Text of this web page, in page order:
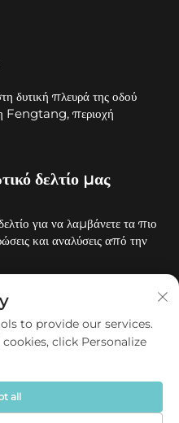
δυτική πλευρά της οδού
Fengtang, περιοχή
δελτίο μας
για να λαμβάνετε τα πιο
και αναλύσεις από την
από την Chaozhou Qianyue
to provide our services.
click Personalize
all